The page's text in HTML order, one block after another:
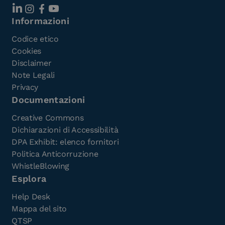
Informazioni
Codice etico
Cookies
Disclaimer
Note Legali
Privacy
Documentazioni
Creative Commons
Dichiarazioni di Accessibilità
DPA Exhibit: elenco fornitori
Politica Anticorruzione
WhistleBlowing
Esplora
Help Desk
Mappa del sito
QTSP